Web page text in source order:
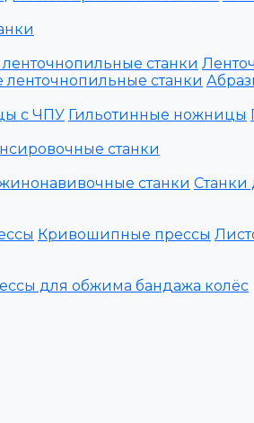
станки
ленточнопильные станки
с ЧПУ Гильотинные ножницы
станки
станки Станки
Кривошипные прессы
для обжима бандажа колёс